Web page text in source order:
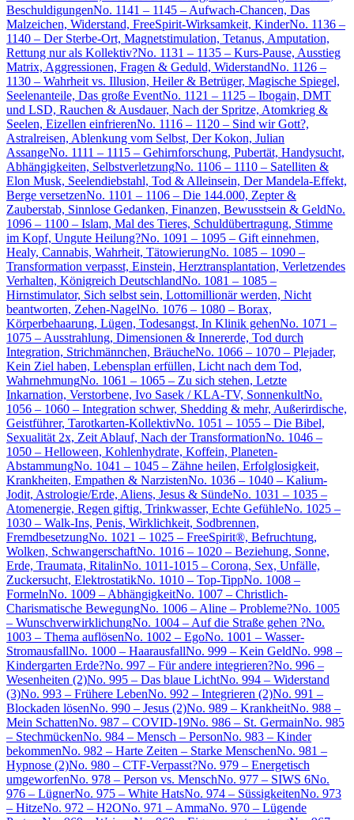
BeschuldigungenNo. 1141 – 1145 – Aufwach-Chancen, Das
Malzeichen, Widerstand, FreeSpirit-Wirksamkeit, KinderNo. 1136 –
1140 – Der Sterbe-Ort, Magnetstimulation, Tetanus, Amputation,
Rettung nur als Kollektiv?No. 1131 – 1135 – Kurs-Pause, Ausstieg
Matrix, Aggressionen, Fragen & Geduld, WiderstandNo. 1126 –
1130 – Wahrheit vs. Illusion, Heiler & Betrüger, Magische Spiegel,
Seelenanteile, Das große EventNo. 1121 – 1125 – Ibogain, DMT
und LSD, Rauchen & Ausdauer, Nach der Spritze, Atomkrieg &
Seelen, Eizellen einfrierenNo. 1116 – 1120 – Sind wir Gott?,
Astralreisen, Ablenkung vom Selbst, Der Kokon, Julian
AssangeNo. 1111 – 1115 – Gehirnforschung, Pubertät, Handysucht,
Abhängigkeiten, SelbstverletzungNo. 1106 – 1110 – Satelliten &
Elon Musk, Seelendiebstahl, Tod & Alleinsein, Der Mandela-Effekt,
Berge versetzenNo. 1101 – 1106 – Die 144.000, Zepter &
Zauberstab, Sinnlose Gedanken, Finanzen, Bewusstsein & GeldNo.
1096 – 1100 – Islam, Mal des Tieres, Schuldübertragung, Stimme
im Kopf, Ungute Heilung?No. 1091 – 1095 – Gift einnehmen,
Healy, Cannabis, Wahrheit, TätowierungNo. 1085 – 1090 –
Transformation verpasst, Einstein, Herztransplantation, Verletzendes
Verhalten, Königreich DeutschlandNo. 1081 – 1085 –
Hirnstimulator, Sich selbst sein, Lottomillionär werden, Nicht
beantworten, Zehen-NagelNo. 1076 – 1080 – Borax,
Körperbehaarung, Lügen, Todesangst, In Klinik gehenNo. 1071 –
1075 – Ausstrahlung, Dimensionen & Innererde, Tod durch
Integration, Strichmännchen, BräucheNo. 1066 – 1070 – Plejader,
Kein Ziel haben, Lebensplan erfüllen, Licht nach dem Tod,
WahrnehmungNo. 1061 – 1065 – Zu sich stehen, Letzte
Inkarnation, Verstorbene, Ivo Sasek / KLA-TV, SonnenkultNo.
1056 – 1060 – Integration schwer, Shedding & mehr, Außerirdische,
Geistführer, Tarotkarten-KollektivNo. 1051 – 1055 – Die Bibel,
Sexualität 2x, Zeit Ablauf, Nach der TransformationNo. 1046 –
1050 – Helloween, Kohlenhydrate, Koffein, Planeten-
AbstammungNo. 1041 – 1045 – Zähne heilen, Erfolglosigkeit,
Krankheiten, Empathen & NarzistenNo. 1036 – 1040 – Kalium-
Jodit, Astrologie/Erde, Aliens, Jesus & SündeNo. 1031 – 1035 –
Atomenergie, Regen giftig, Trinkwasser, Echte GefühleNo. 1025 –
1030 – Walk-Ins, Penis, Wirklichkeit, Sodbrennen,
FremdbesetzungNo. 1021 – 1025 – FreeSpirit®, Befruchtung,
Wolken, SchwangerschaftNo. 1016 – 1020 – Beziehung, Sonne,
Erde, Traumata, RitalinNo. 1011-1015 – Corona, Sex, Unfälle,
Zuckersucht, ElektrostatikNo. 1010 – Top-TippNo. 1008 –
FormelnNo. 1009 – AbhängigkeitNo. 1007 – Christlich-
Charismatische BewegungNo. 1006 – Aline – Probleme?No. 1005
– WunschverwirklichungNo. 1004 – Auf die Straße gehen ?No.
1003 – Thema auflösenNo. 1002 – EgoNo. 1001 – Wasser-
StromausfallNo. 1000 – HaarausfallNo. 999 – Kein GeldNo. 998 –
Kindergarten Erde?No. 997 – Für andere integrieren?No. 996 –
Wesenheiten (2)No. 995 – Das blaue LichtNo. 994 – Widerstand
(3)No. 993 – Frühere LebenNo. 992 – Integrieren (2)No. 991 –
Blockaden lösenNo. 990 – Jesus (2)No. 989 – KrankheitNo. 988 –
Mein SchattenNo. 987 – COVID-19No. 986 – St. GermainNo. 985
– StechmückenNo. 984 – Mensch – PersonNo. 983 – Kinder
bekommenNo. 982 – Harte Zeiten – Starke MenschenNo. 981 –
Hypnose (2)No. 980 – CTF-Verpasst?No. 979 – Energetisch
umgeworfenNo. 978 – Person vs. MenschNo. 977 – SIWS 6No.
976 – LügnerNo. 975 – White HatsNo. 974 – SüssigkeitenNo. 973
– HitzeNo. 972 – H2ONo. 971 – AmmaNo. 970 – Lügende